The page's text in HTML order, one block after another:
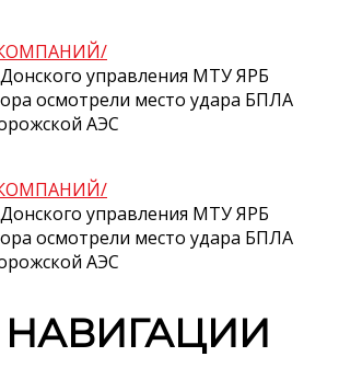
управления МТУ ЯРБ
осмотрели место удара БПЛА
АЭС
управления МТУ ЯРБ
осмотрели место удара БПЛА
АЭС